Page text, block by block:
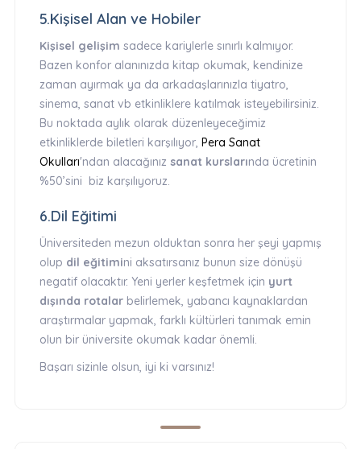
5.Kişisel Alan ve Hobiler
Kişisel gelişim sadece kariylerle sınırlı kalmıyor.
Bazen konfor alanınızda kitap okumak, kendinize
zaman ayırmak ya da arkadaşlarınızla tiyatro,
sinema, sanat vb etkinliklere katılmak isteyebilirsiniz.
Bu noktada aylık olarak düzenleyeceğimiz
etkinliklerde biletleri karşılıyor, Pera Sanat
Okulları'ndan alacağınız sanat kurslarında ücretinin
%50’sini biz karşılıyoruz.
6.Dil Eğitimi
Üniversiteden mezun olduktan sonra her şeyi yapmış
olup dil eğitimini aksatırsanız bunun size dönüşü
negatif olacaktır. Yeni yerler keşfetmek için yurt
dışında rotalarbelirlemek, yabancı kaynaklardan
araştırmalar yapmak, farklı kültürleri tanımak emin
olun bir üniversite okumak kadar önemli.
Başarı sizinle olsun, iyi ki varsınız!